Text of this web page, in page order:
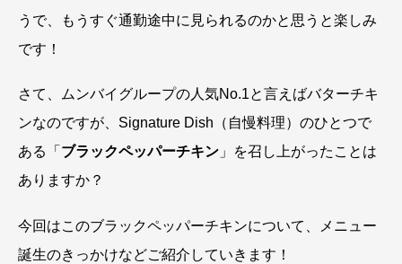
うで、もうすぐ通勤途中に見られるのかと思うと楽しみ
です！
さて、ムンバイグループの人気No.1と言えばバターチキ
ンなのですが、Signature Dish（自慢料理）のひとつで
ある「 ブラックペッパーチキン 」を召し上がったことは
ありますか？
今回はこのブラックペッパーチキンについて、メニュー
誕生のきっかけなどご紹介していきます！